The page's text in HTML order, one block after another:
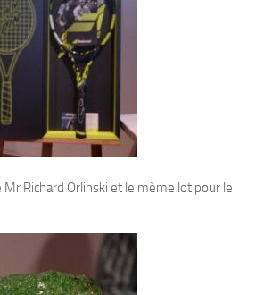
Richard Orlinski et le mème lot pour le